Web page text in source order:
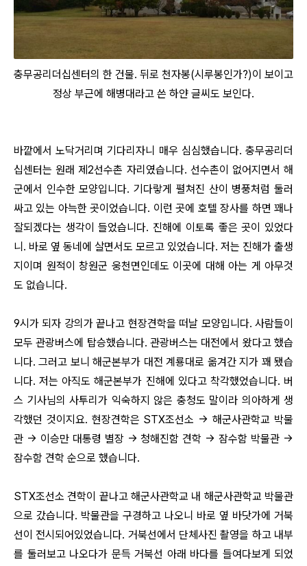
충무공리더십센터의 한 건물. 뒤로 천자봉(시루봉인가?)이 보이고
정상 부근에 해병대라고 쓴 하얀 글씨도 보인다.
바깥에서 노닥거리며 기다리자니 매우 심심했습니다. 충무공리더
십센터는 원래 제2선수촌 자리였습니다. 선수촌이 없어지면서 해
군에서 인수한 모양입니다. 기다랗게 펼쳐진 산이 병풍처럼 둘러
싸고 있는 아늑한 곳이었습니다. 이런 곳에 호텔 장사를 하면 꽤나
잘되겠다는 생각이 들었습니다. 진해에 이토록 좋은 곳이 있었다
니. 바로 옆 동네에 살면서도 모르고 있었습니다. 저는 진해가 출생
지이며 원적이 창원군 웅천면인데도 이곳에 대해 아는 게 아무것
도 없습니다.
9시가 되자 강의가 끝나고 현장견학을 떠날 모양입니다. 사람들이
모두 관광버스에 탑승했습니다. 관광버스는 대전에서 왔다고 했습
니다. 그러고 보니 해군본부가 대전 계룡대로 옮겨간 지가 꽤 됐습
니다. 저는 아직도 해군본부가 진해에 있다고 착각했었습니다. 버
스 기사님의 사투리가 익숙하지 않은 충청도 말이라 의아하게 생
각했던 것이지요. 현장견학은 STX조선소 → 해군사관학교 박물
관 → 이승만 대통령 별장 → 청해진함 견학 → 잠수함 박물관 →
잠수함 견학 순으로 했습니다.
STX조선소 견학이 끝나고 해군사관학교 내 해군사관학교 박물관
으로 갔습니다. 박물관을 구경하고 나오니 바로 옆 바닷가에 거북
선이 전시되어있었습니다. 거북선에서 단체사진 촬영을 하고 내부
를 둘러보고 나오다가 문득 거북선 아래 바다를 들여다보게 되었